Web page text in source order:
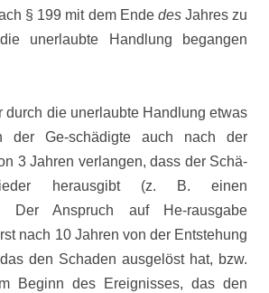
§ 199 mit dem Ende desJahres zu
unerlaubte Handlung begangen
durch die unerlaubte Handlung etwas
der Ge-schädigte auch nach der
3 Jahren verlangen, dass der Schä-
herausgibt (z. B. einen
Der Anspruch auf He-rausgabe
nach 10 Jahren von der Entstehung
den Schaden ausgelöst hat, bzw.
Beginn des Ereignisses, das den